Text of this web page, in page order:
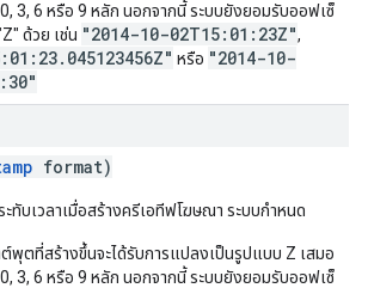
0, 3, 6 หรือ 9 หลัก นอกจากนี้ ระบบยังยอมรับออฟเซ็
ด้วย เช่น "2014-10-02T15:01:23Z",
หรือ "2014-10-
format)
ทับเวลาเมื่อสร้างครีเอทีฟโฆษณา ระบบกำหนด
ต์พุตที่สร้างขึ้นจะได้รับการแปลงเป็นรูปแบบ Z เสมอ
0, 3, 6 หรือ 9 หลัก นอกจากนี้ ระบบยังยอมรับออฟเซ็